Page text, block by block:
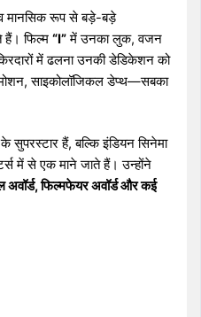
व मानसिक रूप से बड़े-बड़े
हैं। फिल्म“I”में उनका लुक, वजन
में ढलना उनकी डेडिकेशन को
साइकोलॉजिकल डेप्थ—सबका
सुपरस्टार हैं, बल्कि इंडियन सिनेमा
में से एक माने जाते हैं। उन्होंने
फिल्मफेयर अवॉर्ड और कई